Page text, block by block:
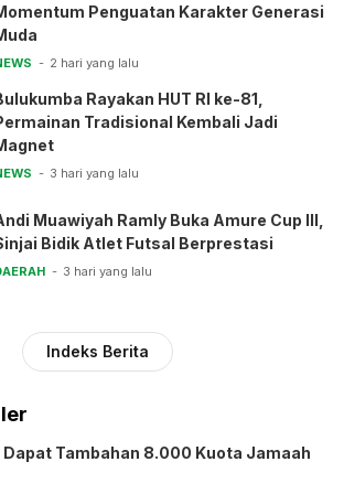
Penguatan Karakter Generasi
2 hari yang lalu
Rayakan HUT RI ke-81,
Tradisional Kembali Jadi
3 hari yang lalu
Muawiyah Ramly Buka Amure Cup III,
Bidik Atlet Futsal Berprestasi
3 hari yang lalu
Indeks Berita
Tambahan 8.000 Kuota Jamaah